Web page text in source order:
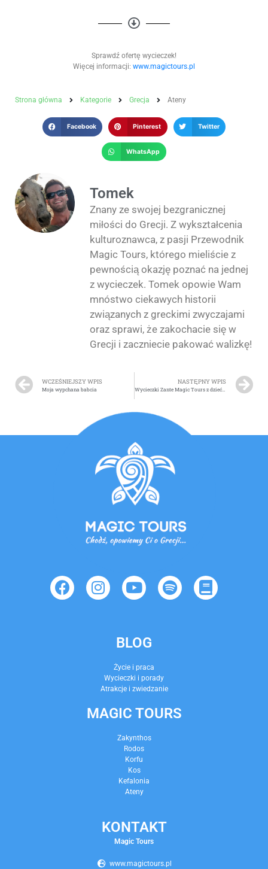
Sprawdź ofertę wycieczek!
Więcej informacji: www.magictours.pl
Strona główna Kategorie Grecja Ateny
Facebook Pinterest Twitter
WhatsApp
Tomek
Znany ze swojej bezgranicznej
miłości do Grecji. Z wykształcenia
kulturoznawca, z pasji Przewodnik
Magic Tours, którego mieliście z
pewnością okazję poznać na jednej
z wycieczek. Tomek opowie Wam
mnóstwo ciekawych historii
związanych z greckimi zwyczajami
oraz sprawi, że zakochacie się w
Grecji i zaczniecie pakować walizkę!
WCZEŚNIEJSZY WPIS
Moja wypchana babcia
NASTĘPNY WPIS
Wycieczki Zante Magic Tours z dziećmi. Wakacyjny poradnik dla rodziców.
BLOG
Życie i praca
Wycieczki i porady
Atrakcje i zwiedzanie
MAGIC TOURS
Zakynthos
Rodos
Korfu
Kos
Kefalonia
Ateny
KONTAKT
Magic Tours
www.magictours.pl